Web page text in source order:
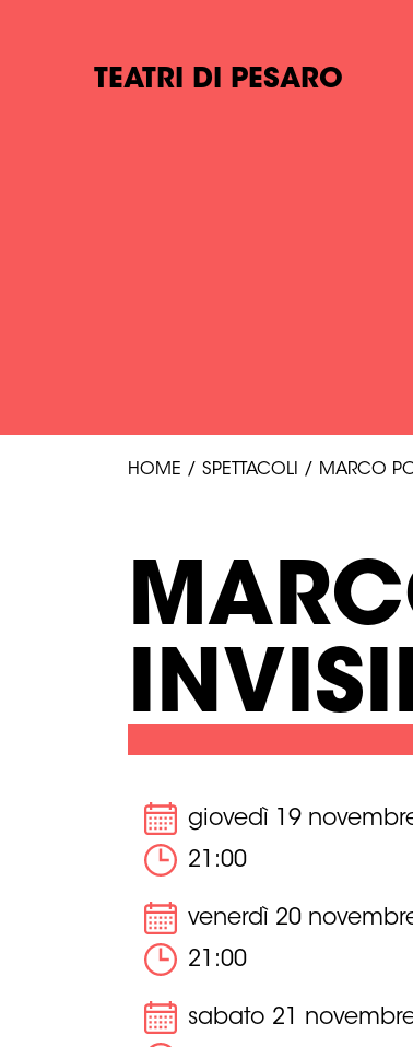
TEATRI DI PESARO
HOME / SPETTACOLI / MARCO
giovedì 19
21:00
venerdì 20
21:00
sabato 21